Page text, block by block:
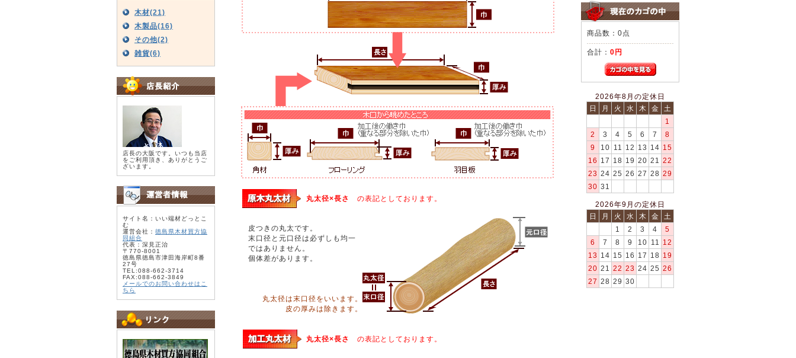
木材(21)
木製品(16)
その他(2)
雑貨(6)
店長の大阪です。いつも当店
をご利用頂き、ありがとうご
ざいます。
サイト名：いい端材どっとこ
む
運営会社： 徳島県木材買方協
同組合
代表：深見正治
〒770-8001
徳島県徳島市津田海岸町8番
27号
TEL:088-662-3714
FAX:088-662-3849
メールでのお問い合わせはこ
ちら
丸太径×長さ の表記としております。
皮つきの丸太です。
末口径と元口径は必ずしも均一
ではありません。
個体差があります。
丸太径は末口径をいいます。
皮の厚みは除きます。
丸太径×長さ の表記としております。
商品数：0点
合計： 0円
2026年8月の定休日
日
月 火 水 木 金
土
1
2
3 4 5 6 7
8
9
10 11 12 13 14 15
16
17 18 19 20 21
22
23 24 25 26 27 28 29
30 31
2026年9月の定休日
日
月 火 水 木 金
土
1
2 3 4
5
6
7 8 9 10 11
12
13
14 15 16 17 18 19
20 21 22 23 24 25 26
27 28 29 30